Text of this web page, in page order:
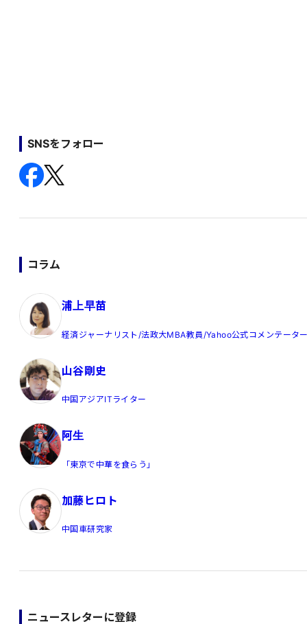
SNSをフォロー
コラム
浦上早苗
経済ジャーナリスト/法政大MBA教員/Yahoo公式コメンテータ
山谷剛史
中国アジアITライター
阿生
「東京で中華を食らう」
加藤ヒロト
中国車研究家
ニュースレターに登録